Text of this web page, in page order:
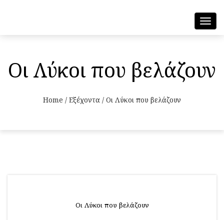
Οι Λύκοι που βελάζουν
Home / Εξέχοντα / Οι Λύκοι που βελάζουν
Οι Λύκοι που βελάζουν